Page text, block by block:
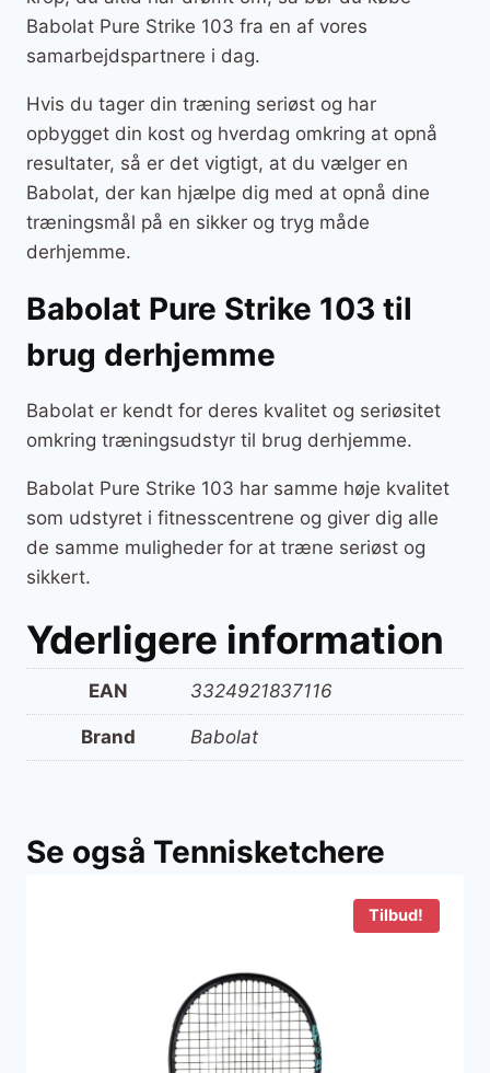
Babolat Pure Strike 103 fra en af vores
samarbejdspartnere i dag.
Hvis du tager din træning seriøst og har
opbygget din kost og hverdag omkring at opnå
resultater, så er det vigtigt, at du vælger en
Babolat, der kan hjælpe dig med at opnå dine
træningsmål på en sikker og tryg måde
derhjemme.
Babolat Pure Strike 103 til
brug derhjemme
Babolat er kendt for deres kvalitet og seriøsitet
omkring træningsudstyr til brug derhjemme.
Babolat Pure Strike 103 har samme høje kvalitet
som udstyret i fitnesscentrene og giver dig alle
de samme muligheder for at træne seriøst og
sikkert.
Yderligere information
EAN 3324921837116
Brand Babolat
Se også Tennisketchere
Tilbud!